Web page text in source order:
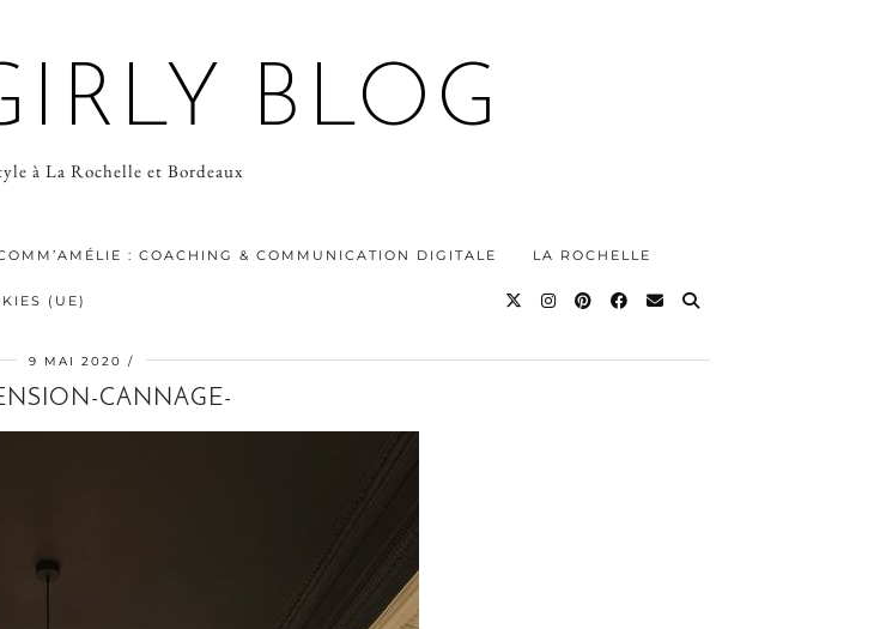
BLOG
à La Rochelle et Bordeaux
: COACHING & COMMUNICATION DIGITALE LA ROCHELLE
(UE)
9 MAI 2020
CANNAGE-